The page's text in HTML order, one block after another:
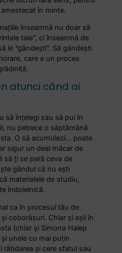
în minte.
înseamnă nu doar să
tale”, ci înseamnă de
le “gândeşti”. Să gândeşti
care e un proces
atunci când ai
să înţelegi sau să pui în
nu petrece o săptămână
O să acumulezi… poate
sigur un deal măcar de
să ţi se pară ceva de
gândul că nu eşti
materialele de studiu,
îndoielnică.
ca în procesul tău de
coborâşuri. Chiar şi aşii în
(chiar şi Simona Halep
unele cu mai puţin
răbdarea şi cere sfatul sau